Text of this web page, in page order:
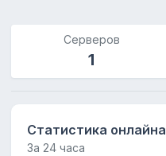
Серверов
1
Статистика онлайна
За 24 часа